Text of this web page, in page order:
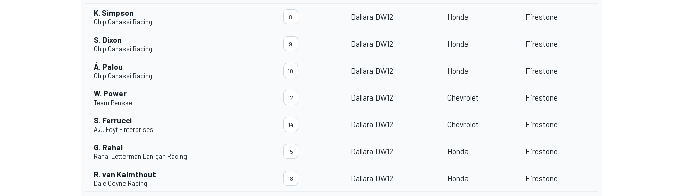
WEC
K. Simpson
Chip Ganassi Racing
8 Dallara DW12 Honda Firestone
S. Dixon
Chip Ganassi Racing
9 Dallara DW12 Honda Firestone
Á. Palou
Chip Ganassi Racing
10 Dallara DW12 Honda Firestone
W. Power
Team Penske
12 Dallara DW12 Chevrolet Firestone
S. Ferrucci
A.J. Foyt Enterprises
14 Dallara DW12 Chevrolet Firestone
G. Rahal
Rahal Letterman Lanigan Racing
15 Dallara DW12 Honda Firestone
R. van Kalmthout
Dale Coyne Racing
18 Dallara DW12 Honda Firestone